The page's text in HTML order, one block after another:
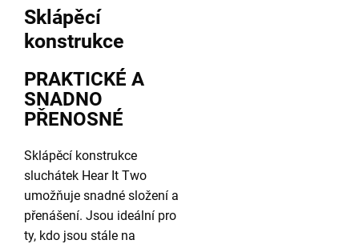
Sklápěcí
konstrukce
PRAKTICKÉ A
SNADNO
PŘENOSNÉ
Sklápěcí konstrukce
sluchátek Hear It Two
umožňuje snadné složení a
přenášení. Jsou ideální pro
ty, kdo jsou stále na